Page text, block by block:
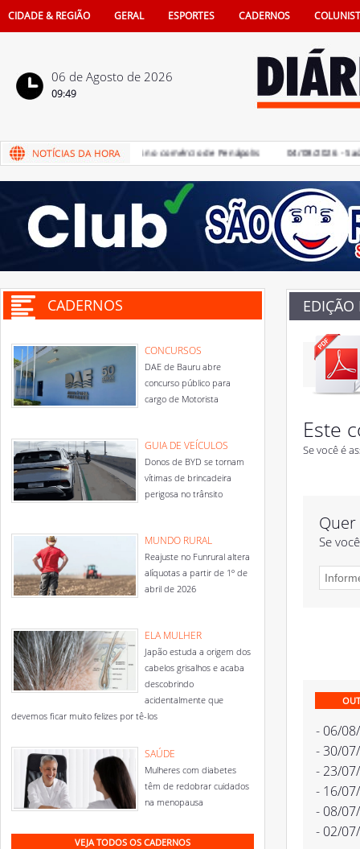
CIDADE & REGIÃO GERAL ESPORTES CADERNOS
06 de Agosto de 2026
09:49
terá sorteio de iPhone 16 no comércio de Penápolis 04/08/2026 -
CADERNOS
CONCURSOS
DAE de Bauru abre
concurso público para
cargo de Motorista
GUIA DE VEÍCULOS
Donos de BYD se tornam
vítimas de brincadeira
perigosa no trânsito
MUNDO RURAL
Reajuste no Funrural altera
alíquotas a partir de 1º de
abril de 2026
ELA MULHER
Japão estuda a origem dos
cabelos grisalhos e acaba
descobrindo
acidentalmente que
devemos ficar muito felizes por tê-los
SAÚDE
Mulheres com diabetes
têm de redobrar cuidados
na menopausa
VEJA TODOS OS CADERNOS
EDIÇÃO
Este
Se você é
Se
- 06/
- 30/
- 23/
- 16/
- 08/
- 02/